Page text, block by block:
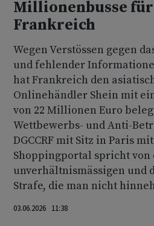
Millionenbusse
Frankreich
Wegen Verstössen gegen
und fehlender
hat Frankreich den
Onlinehändler Shein mit
von 22 Millionen Euro
Wettbewerbs- und Anti-
DGCCRF mit Sitz in Paris
Shoppingportal spricht
unverhältnismässigen und
Strafe, die man nicht
03.06.2026 11:38